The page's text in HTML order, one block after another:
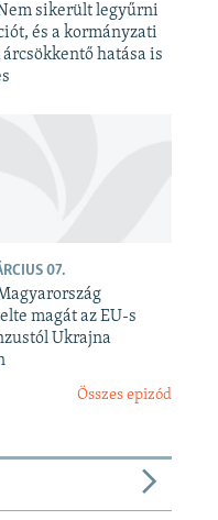
sikerült legyűrni
és a kormányzati
hatása is
07.
magát az EU-s
Ukrajna
Összes epizód